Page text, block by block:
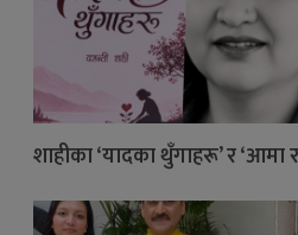
शाहीका ‘यादका थुँगाहरू’ र